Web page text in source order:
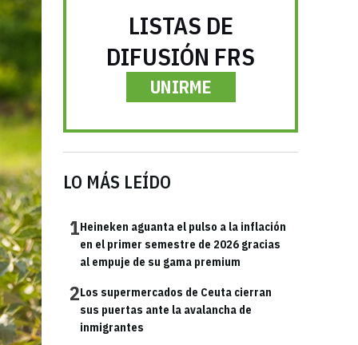
LISTAS DE
DIFUSIÓN FRS
UNIRME
LO MÁS LEÍDO
1Heineken aguanta el pulso a la inflación
en el primer semestre de 2026 gracias
al empuje de su gama premium
2Los supermercados de Ceuta cierran
sus puertas ante la avalancha de
inmigrantes